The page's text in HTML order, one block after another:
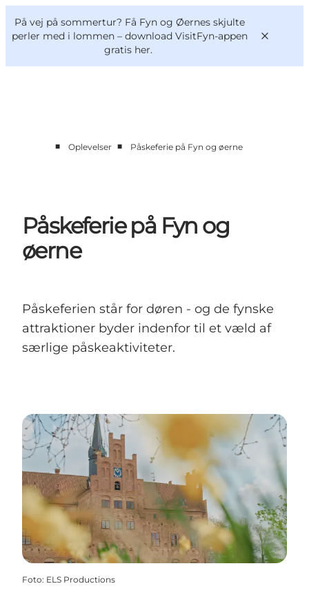
På vej på sommertur? Få Fyn og Øernes skjulte
perler med i lommen – download VisitFyn-appen
gratis her.
Oplevelser
Book lokale oplevelser
VisitFyn
Deutsch
■ Oplevelser ■ Påskeferie på Fyn og øerne
Påskeferie på Fyn og
øerne
Påskeferien står for døren - og de fynske
attraktioner byder indenfor til et væld af
særlige påskeaktiviteter.
Foto: ELS Productions